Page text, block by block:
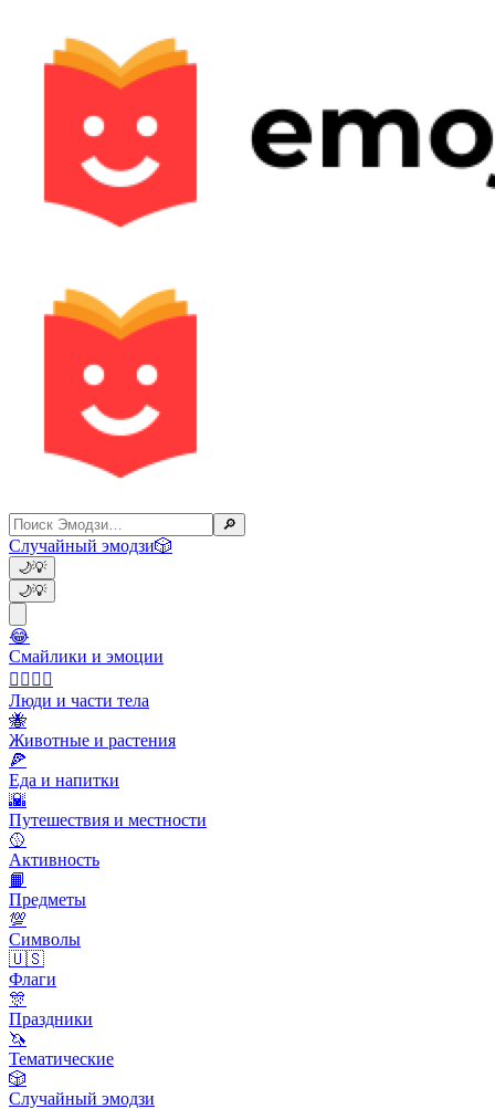
🔎
Случайный эмодзи🎲
🌙💡
🌙💡
😂
Смайлики и эмоции
👩‍❤️‍💋‍👨
Люди и части тела
🐝
Животные и растения
🍕
Еда и напитки
🌇
Путешествия и местности
🥎
Активность
📙
Предметы
💯
Символы
🇺🇸
Флаги
🎊
Праздники
🦄
Тематические
🎲
Случайный эмодзи